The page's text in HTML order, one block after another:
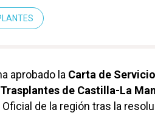
aprobado la Carta de
de Castilla-La
de la región tras la